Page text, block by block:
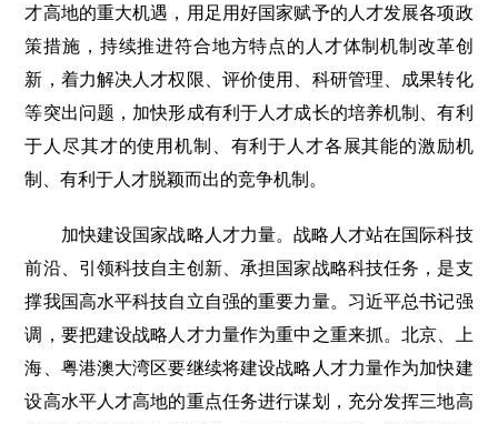
才高地的重大机遇，用足用好国家赋予的人才发展各项政
策措施，持续推进符合地方特点的人才体制机制改革创
新，着力解决人才权限、评价使用、科研管理、成果转化
等突出问题，加快形成有利于人才成长的培养机制、有利
于人尽其才的使用机制、有利于人才各展其能的激励机
制、有利于人才脱颖而出的竞争机制。
加快建设国家战略人才力量。战略人才站在国际科技
前沿、引领科技自主创新、承担国家战略科技任务，是支
撑我国高水平科技自立自强的重要力量。习近平总书记强
调，要把建设战略人才力量作为重中之重来抓。北京、上
海、粤港澳大湾区要继续将建设战略人才力量作为加快建
设高水平人才高地的重点任务进行谋划，充分发挥三地高